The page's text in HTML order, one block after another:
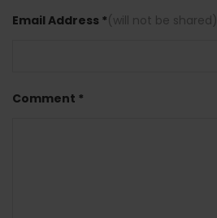
Email Address *(will not be shared)
Comment *